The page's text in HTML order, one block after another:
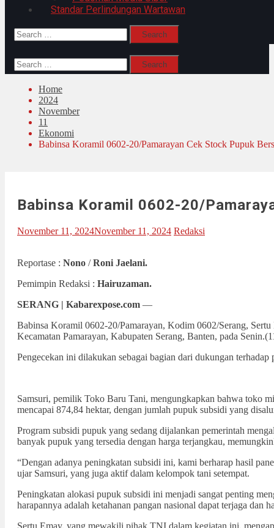
Standar Perlindungan Wartawan
Search
for:
Search
for:
Home
2024
November
11
Ekonomi
Babinsa Koramil 0602-20/Pamarayan Cek Stock Pupuk
Babinsa Koramil 0602-20/
November 11, 2024November 11, 2024 Redaksi
Reportase : Nono /Roni Jaelani.
Pemimpin Redaksi : Hairuzaman.
SERANG | Kabarexpose.com —
Babinsa Koramil 0602-20/Pamarayan, Kodim 0602/Serang,
Kecamatan Pamarayan, Kabupaten Serang, Banten, pada
Pengecekan ini dilakukan sebagai bagian dari dukungan
Samsuri, pemilik Toko Baru Tani, mengungkapkan bahwa toko
mencapai 874,84 hektar, dengan jumlah pupuk subsidi yang
Program subsidi pupuk yang sedang dijalankan pemerintah
banyak pupuk yang tersedia dengan harga terjangkau,
“Dengan adanya peningkatan subsidi ini, kami berharap hasil
ujar Samsuri, yang juga aktif dalam kelompok tani setempat.
Peningkatan alokasi pupuk subsidi ini menjadi sangat penting
harapannya adalah ketahanan pangan nasional dapat terjaga
Sertu Emay, yang mewakili pihak TNI dalam kegiatan ini,